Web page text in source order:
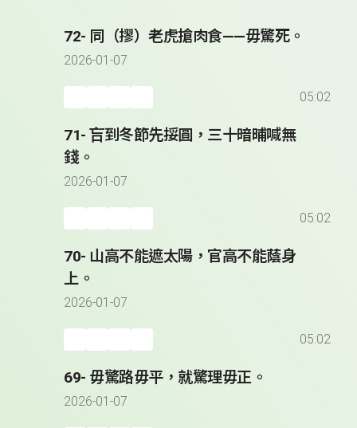
72- 同（摎）老虎搶肉食——毋驚死。
2026-01-07
05:02
71- 吂到冬節先挼圓，三十暗晡喊無
錢。
2026-01-07
05:02
70- 山高不能遮太陽，官高不能蔭身
上。
2026-01-07
05:02
69- 毋驚路毋平，就驚理毋正。
2026-01-07